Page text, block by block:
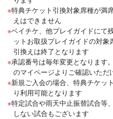
特典チケット引換対象席種が満
えはできません
ベイチケ、他プレイガイドにて
ットお取扱プレイガイドの対
引換えは終了となります
承認番号は毎年変更となります
のマイページよりご確認いただ
新規ご入会の場合、特典チケッ
り利用可能となります
特定試合や雨天中止振替試合等
しない試合もございます